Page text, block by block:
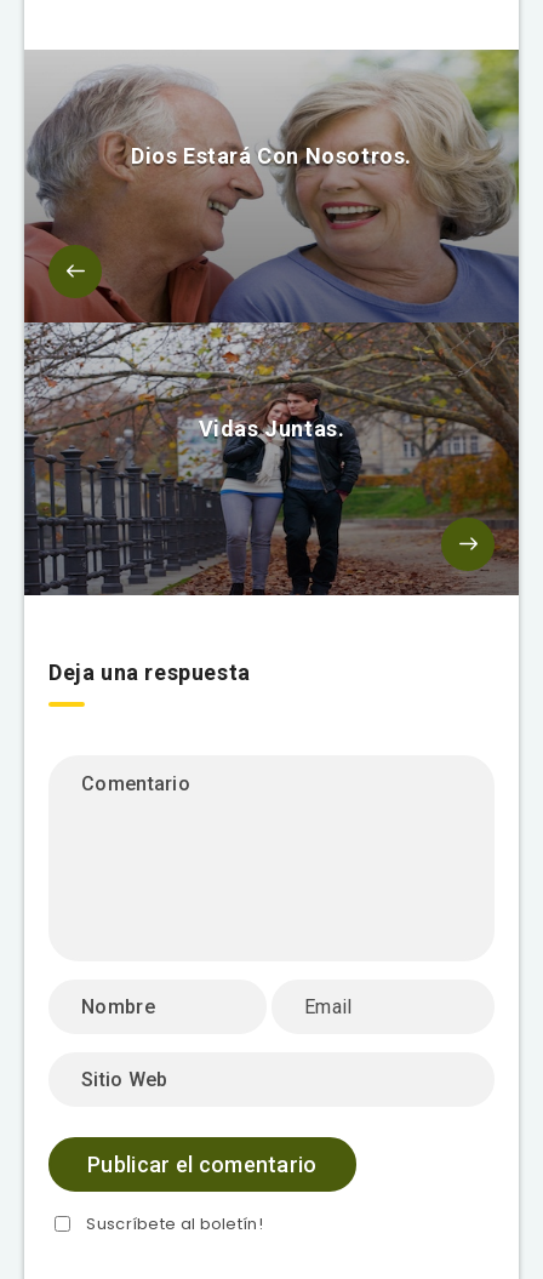
Dios Estará Con Nosotros.
Vidas Juntas.
Deja una respuesta
Suscríbete al boletín!